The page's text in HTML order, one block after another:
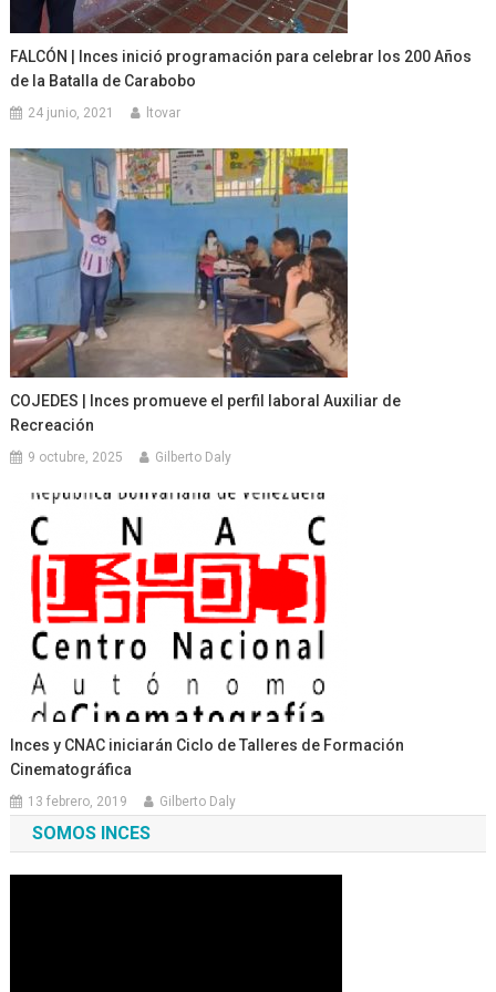
FALCÓN | Inces inició programación para celebrar los 200 Años
de la Batalla de Carabobo
24 junio, 2021 ltovar
COJEDES | Inces promueve el perfil laboral Auxiliar de
Recreación
9 octubre, 2025 Gilberto Daly
Inces y CNAC iniciarán Ciclo de Talleres de Formación
Cinematográfica
13 febrero, 2019 Gilberto Daly
SOMOS INCES